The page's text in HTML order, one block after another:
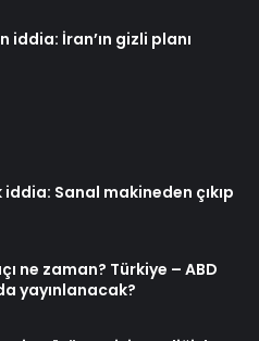
İran’ın gizli planı
Sanal makineden çıkıp
ne zaman? Türkiye – ABD
yayınlanacak?